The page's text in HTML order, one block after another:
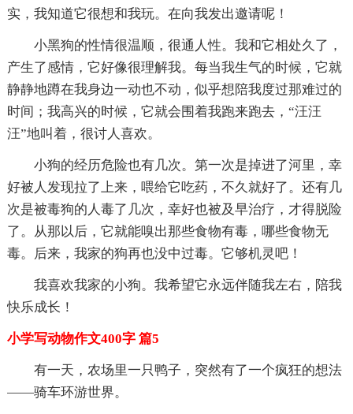
实，我知道它很想和我玩。在向我发出邀请呢！
小黑狗的性情很温顺，很通人性。我和它相处久了，
产生了感情，它好像很理解我。每当我生气的时候，它就
静静地蹲在我身边一动也不动，似乎想陪我度过那难过的
时间；我高兴的时候，它就会围着我跑来跑去，“汪汪
汪”地叫着，很讨人喜欢。
小狗的经历危险也有几次。第一次是掉进了河里，幸
好被人发现拉了上来，喂给它吃药，不久就好了。还有几
次是被毒狗的人毒了几次，幸好也被及早治疗，才得脱险
了。从那以后，它就能嗅出那些食物有毒，哪些食物无
毒。后来，我家的狗再也没中过毒。它够机灵吧！
我喜欢我家的小狗。我希望它永远伴随我左右，陪我
快乐成长！
小学写动物作文400字 篇5
有一天，农场里一只鸭子，突然有了一个疯狂的想法
——骑车环游世界。